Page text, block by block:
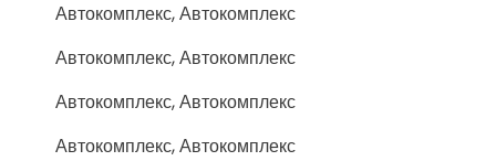
Автокомплекс, Автокомплекс
Автокомплекс, Автокомплекс
Автокомплекс, Автокомплекс
Автокомплекс, Автокомплекс